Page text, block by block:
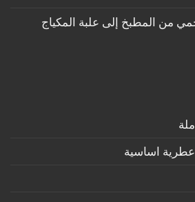
من المطبخ إلى علبة المكياج